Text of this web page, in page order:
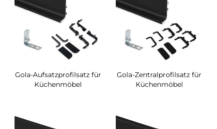
Gola-Aufsatzprofilsatz für
Küchenmöbel
Gola-Zentralprofilsatz für
Küchenmöbel